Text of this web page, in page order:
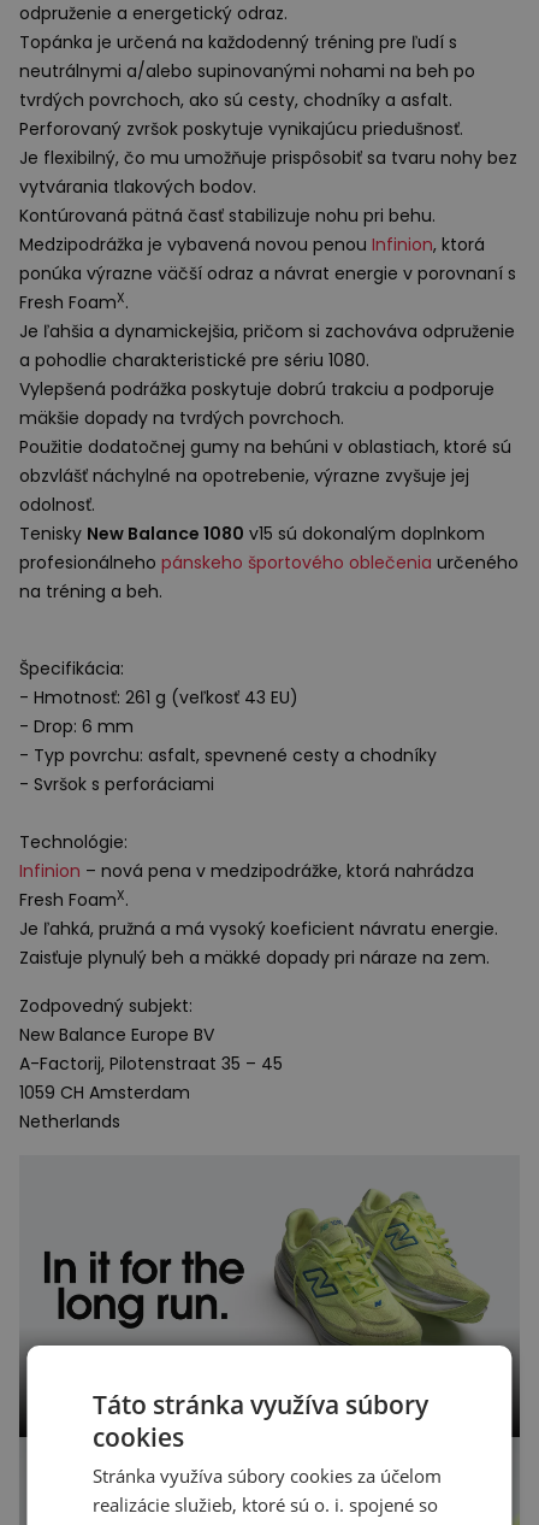
odpruženie a energetický odraz.
Topánka je určená na každodenný tréning pre ľudí s
neutrálnymi a/alebo supinovanými nohami na beh po
tvrdých povrchoch, ako sú cesty, chodníky a asfalt.
Perforovaný zvršok poskytuje vynikajúcu priedušnosť.
Je flexibilný, čo mu umožňuje prispôsobiť sa tvaru nohy bez
vytvárania tlakových bodov.
Kontúrovaná pätná časť stabilizuje nohu pri behu.
Medzipodrážka je vybavená novou penou Infinion, ktorá
ponúka výrazne väčší odraz a návrat energie v porovnaní s
Fresh FoamX.
Je ľahšia a dynamickejšia, pričom si zachováva odpruženie
a pohodlie charakteristické pre sériu 1080.
Vylepšená podrážka poskytuje dobrú trakciu a podporuje
mäkšie dopady na tvrdých povrchoch.
Použitie dodatočnej gumy na behúni v oblastiach, ktoré sú
obzvlášť náchylné na opotrebenie, výrazne zvyšuje jej
odolnosť.
Tenisky New Balance 1080 v15 sú dokonalým doplnkom
profesionálneho pánskeho športového oblečenia určeného
na tréning a beh.
Špecifikácia:
- Hmotnosť: 261 g (veľkosť 43 EU)
- Drop: 6 mm
- Typ povrchu: asfalt, spevnené cesty a chodníky
- Svršok s perforáciami
Technológie:
Infinion – nová pena v medzipodrážke, ktorá nahrádza
Fresh FoamX.
Je ľahká, pružná a má vysoký koeficient návratu energie.
Zaisťuje plynulý beh a mäkké dopady pri náraze na zem.
Zodpovedný subjekt:
New Balance Europe BV
A-Factorij, Pilotenstraat 35 – 45
1059 CH Amsterdam
Netherlands
Táto stránka využíva súbory
cookies
Stránka využíva súbory cookies za účelom
realizácie služieb, ktoré sú o. i. spojené so